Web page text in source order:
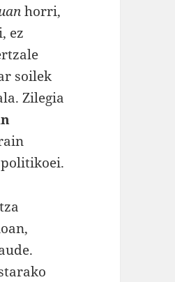
horri,
ez
soilek
Zilegia